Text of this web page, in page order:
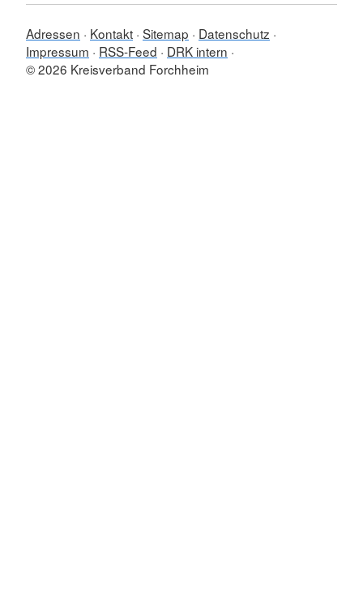
Adressen Kontakt Sitemap
Datenschutz
Impressum
RSS-Feed
DRK intern
© 2026 Kreisverband Forchheim